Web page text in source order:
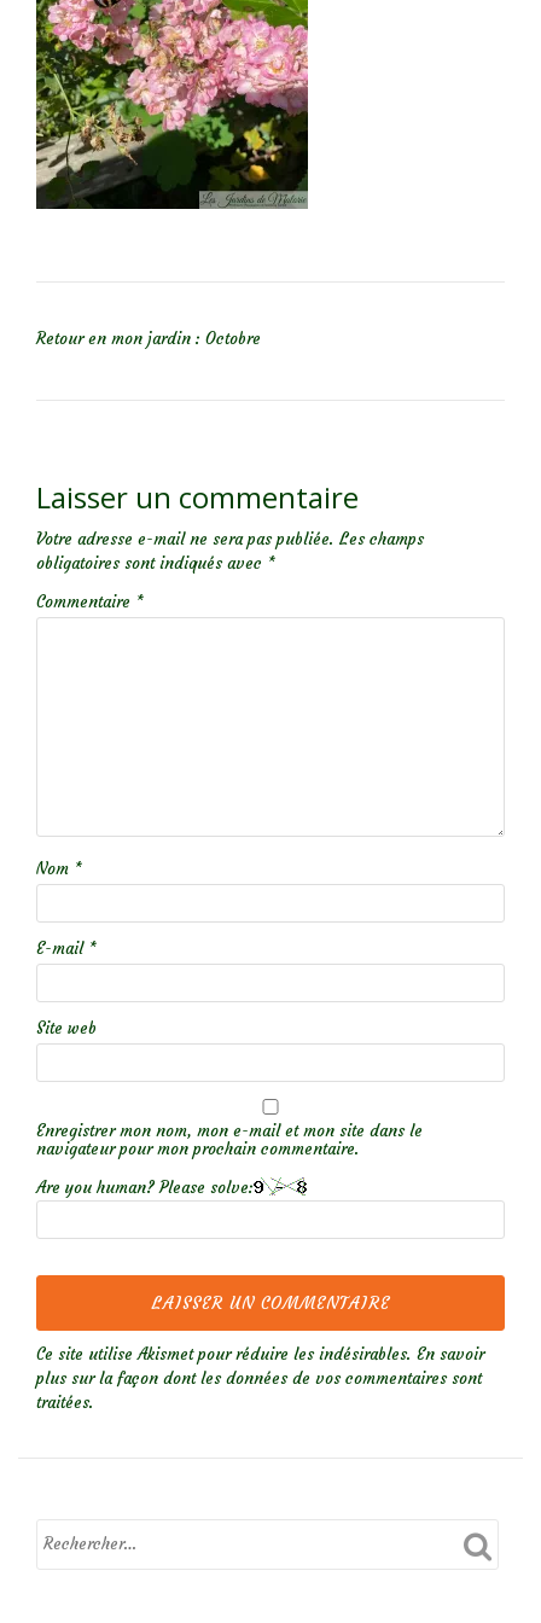
Retour en mon jardin : Octobre
Laisser un commentaire
Votre adresse e-mail ne sera pas publiée. Les champs
obligatoires sont indiqués avec *
Commentaire *
Nom *
E-mail *
Site web
Enregistrer mon nom, mon e-mail et mon site dans le
navigateur pour mon prochain commentaire.
Are you human? Please solve:
Ce site utilise Akismet pour réduire les indésirables. En savoir
plus sur la façon dont les données de vos commentaires sont
traitées.